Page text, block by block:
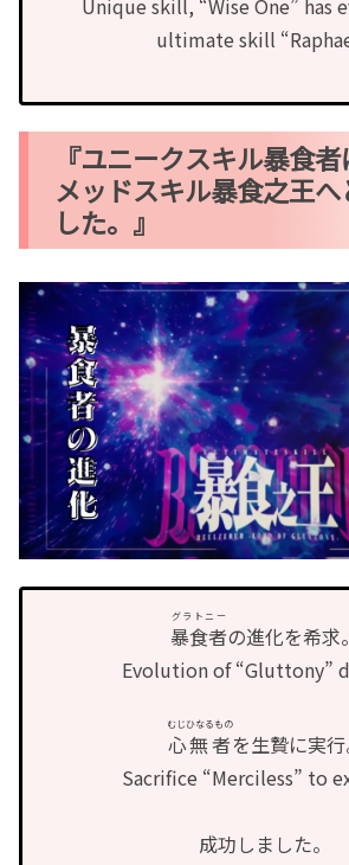
Unique skill, “Wise One” has
ultimate skill
『ユニークスキル暴食
メッドスキル暴食之王
した。』
暴食者
グラトニー
の進化を希求。
Evolution of “Gluttony”
心無者
むじひなるもの
を生贄に実行
Sacrifice “Merciless” to
成功しました。